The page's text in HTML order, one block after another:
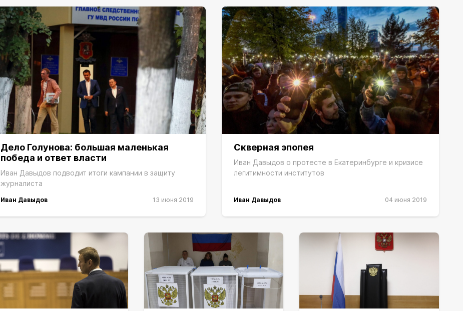
Дело Голунова: большая маленькая
победа и ответ власти
Иван Давыдов подводит итоги кампании в защиту
журналиста
Иван Давыдов 13 июня 2019
Скверная эпопея
Иван Давыдов о протесте в Екатеринбурге и кризисе
легитимности институтов
Иван Давыдов 04 июня 2019